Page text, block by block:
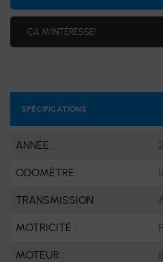
SPÉCIFICATIONS
ANNÉE :
ODOMÈTRE:
TRANSMISSION :
MOTRICITÉ :
MOTEUR :
ÇA M'INTÉRESSE!